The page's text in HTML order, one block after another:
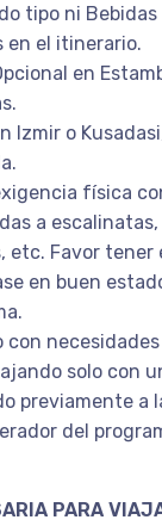
tipo ni
en el itinerario.
en
Izmir o
física
a
etc. Favor tener
en buen
con
solo con
previamente a
del
PARA